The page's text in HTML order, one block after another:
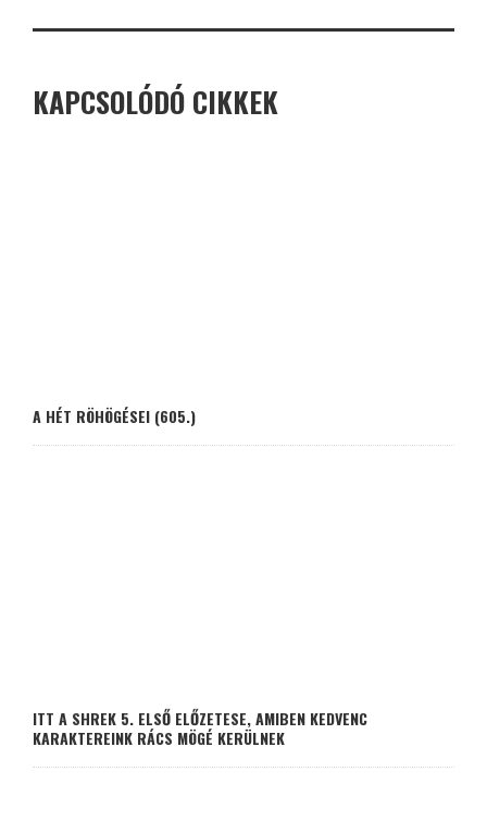
KAPCSOLÓDÓ CIKKEK
A HÉT RÖHÖGÉSEI (605.)
ITT A SHREK 5. ELSŐ ELŐZETESE, AMIBEN KEDVENC
KARAKTEREINK RÁCS MÖGÉ KERÜLNEK